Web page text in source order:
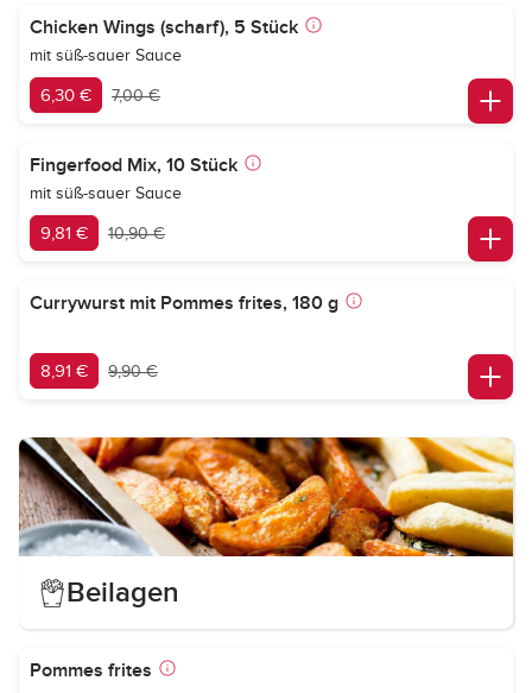
Chicken Wings (scharf), 5 Stück
mit süß-sauer Sauce
6,30 € 7,00 €
Fingerfood Mix, 10 Stück
mit süß-sauer Sauce
9,81 € 10,90 €
Currywurst mit Pommes frites, 180 g
8,91 € 9,90 €
Beilagen
Pommes frites